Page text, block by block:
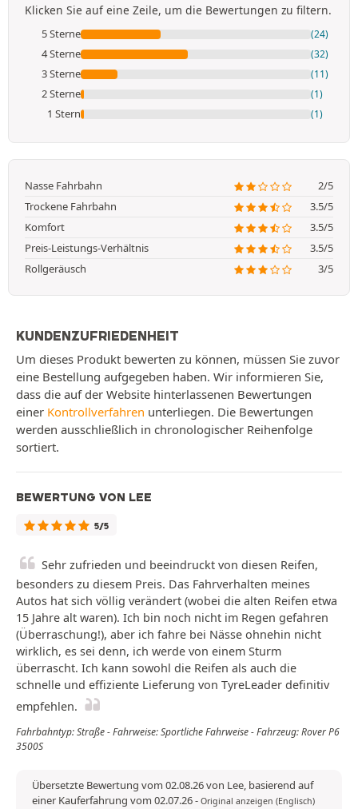
Klicken Sie auf eine Zeile, um die Bewertungen zu filtern.
5 Sterne (24)
4 Sterne (32)
3 Sterne (11)
2 Sterne (1)
1 Stern (1)
Nasse Fahrbahn
2/5
Trockene Fahrbahn
3.5/5
Komfort
3.5/5
Preis-Leistungs-Verhältnis
3.5/5
Rollgeräusch
3/5
KUNDENZUFRIEDENHEIT
Um dieses Produkt bewerten zu können, müssen Sie zuvor
eine Bestellung aufgegeben haben. Wir informieren Sie,
dass die auf der Website hinterlassenen Bewertungen
einer Kontrollverfahren unterliegen. Die Bewertungen
werden ausschließlich in chronologischer Reihenfolge
sortiert.
BEWERTUNG VON LEE
5/5
Sehr zufrieden und beeindruckt von diesen Reifen,
besonders zu diesem Preis. Das Fahrverhalten meines
Autos hat sich völlig verändert (wobei die alten Reifen etwa
15 Jahre alt waren). Ich bin noch nicht im Regen gefahren
(Überraschung!), aber ich fahre bei Nässe ohnehin nicht
wirklich, es sei denn, ich werde von einem Sturm
überrascht. Ich kann sowohl die Reifen als auch die
schnelle und effiziente Lieferung von TyreLeader definitiv
empfehlen.
Fahrbahntyp: Straße - Fahrweise: Sportliche Fahrweise - Fahrzeug: Rover P6
3500S
Übersetzte Bewertung vom 02.08.26 von Lee, basierend auf
einer Kauferfahrung vom 02.07.26- Original anzeigen (Englisch)